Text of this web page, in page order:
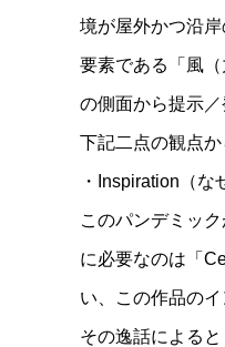
境が屋外かつ沿
要素である「風
の側面から提示
下記二点の観点
・Inspiration（な
このパンデミッ
に必要なのは「
い、この作品の
その逸話による